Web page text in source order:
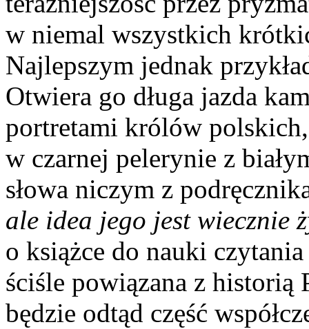
w niemal wszystkich
Najlepszym jednak
Otwiera go długa jazda
portretami królów
w czarnej pelerynie z
słowa niczym z
ale idea jego jest wiecznie
o książce do nauki
ściśle powiązana z historią
będzie odtąd część